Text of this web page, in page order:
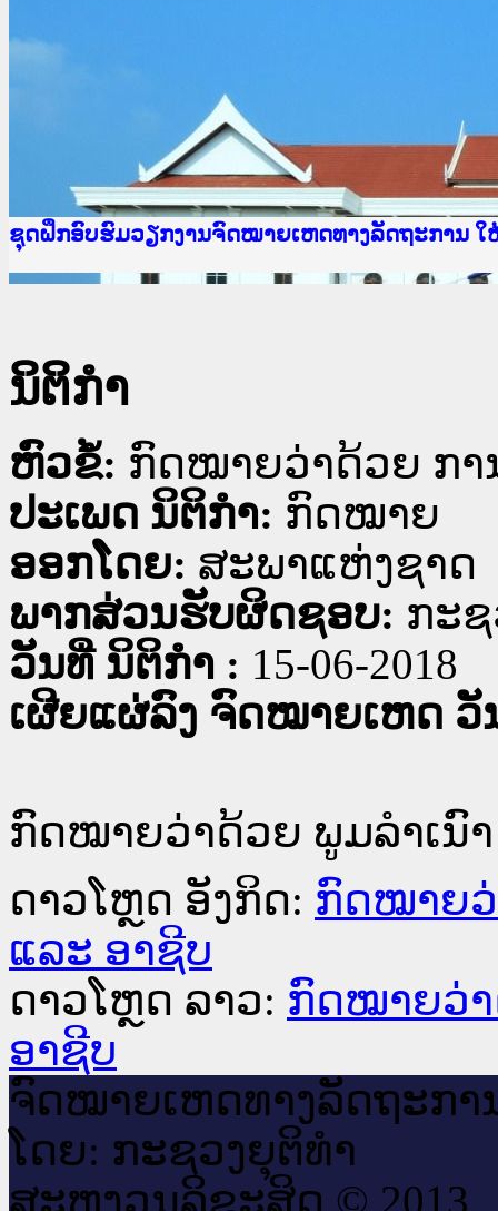
Ministry of Justice Lao PDR
ເຜີຍແຜ່ວັບໄຊຈົດໝາຍເຫດທາງລັດຖະການ ແລະ ແອັ
ກະຊວງຍຸຕິທຳ
ຊຸດຝຶກອົບຮົມວຽກງານຈົດໝາຍເຫດທາງລັດຖະການ
ກອງປະຊຸມທົບທວນຄືນການຈັດຕັ້ງປະຕິບັດວຽກງານຈົ
ຝຶກອົບຮົມ ຜູ່ປະສານງານວຽກງານຈົດໝາຍເຫດທາງລັ
ຝຶກອົບຮົມ ຜູ່ປະສານງານວຽກງານຈົດໝາຍເຫດທາງລັ
ເຜີຍແຜ່ແອັບກົດໝາຍລາວ ແລະ ເວັບໄຊຈົດໝາຍເຫດ
ເຜີຍແຜ່ແອັບກົດໝາຍລາວ ແລະ ເວັບໄຊຈົດໝາຍເຫດ
ຍົກລະດັບວຽກງານຈົດໝາຍເຫດທາງລັດຖະການໃຫ້ຜູ້
ຊຸດຝຶກອົບຮົມວຽກງານຈົດໝາຍເຫດທາງລັດຖະການ ໃ
ນິຕິກໍາ
ຫົວຂໍ້: ກົດໝາຍວ່າດ້ວຍ ກາ
ປະເພດ ນິຕິກໍາ: ກົດໝາຍ
ອອກໂດຍ: ສະພາແຫ່ງຊາດ
ພາກສ່ວນຮັບຜິດຊອບ: ກະ
ວັນທີ່ ນິຕິກໍາ : 15-06-2018
ເຜີຍແຜ່ລົງ ຈົດໝາຍເຫດ ວັ
ກົດໝາຍວ່າດ້ວຍ ພູມລຳເນົ
ດາວໂຫຼດ ອັງກິດ: ກົດໝາຍວ່
ແລະ ອາຊີບ
ດາວໂຫຼດ ລາວ: ກົດໝາຍວ່າ
ອາຊີບ
ຈົດ​ໝາຍ​ເຫດ​ທາງ​ລັດ​ຖະ​ກາ
ໂດຍ: ກະ​ຊວງຍຸ​ຕິ​ທຳ
ສະ​ຫງວນ​ລິ​ຂະ​ສິດ © 2013